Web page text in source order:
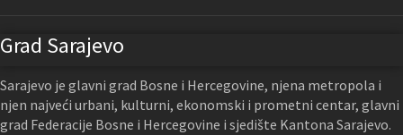
Grad Sarajevo
Sarajevo je glavni grad Bosne i Hercegovine, njena metropola i
njen najveći urbani, kulturni, ekonomski i prometni centar, glavni
grad Federacije Bosne i Hercegovine i sjedište Kantona Sarajevo.